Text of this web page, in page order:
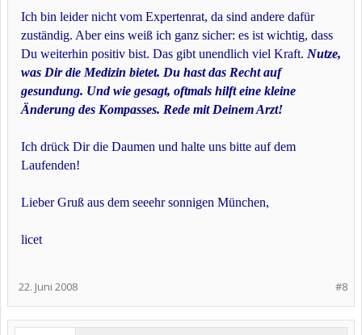
Ich bin leider nicht vom Expertenrat, da sind andere dafür
zuständig. Aber eins weiß ich ganz sicher: es ist wichtig, dass
Du weiterhin positiv bist. Das gibt unendlich viel Kraft. Nutze,
was Dir die Medizin bietet. Du hast das Recht auf
gesundung. Und wie gesagt, oftmals hilft eine kleine
Änderung des Kompasses. Rede mit Deinem Arzt!
Ich drück Dir die Daumen und halte uns bitte auf dem
Laufenden!
Lieber Gruß aus dem seeehr sonnigen München,
licet
#8
22. Juni 2008